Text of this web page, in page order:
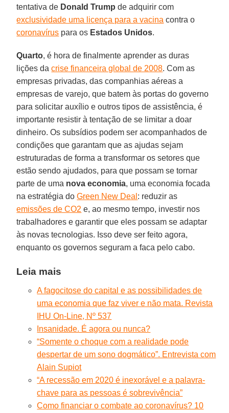
tentativa de Donald Trump de adquirir com
exclusividade uma licença para a vacina contra o
coronavírus para os Estados Unidos.
Quarto, é hora de finalmente aprender as duras
lições dacrise financeira global de 2008. Com as
empresas privadas, das companhias aéreas a
empresas de varejo, que batem às portas do governo
para solicitar auxílio e outros tipos de assistência, é
importante resistir à tentação de se limitar a doar
dinheiro. Os subsídios podem ser acompanhados de
condições que garantam que as ajudas sejam
estruturadas de forma a transformar os setores que
estão sendo ajudados, para que possam se tornar
parte de uma nova economia, uma economia focada
na estratégia doGreen New Deal : reduzir as
emissões de CO2 e, ao mesmo tempo, investir nos
trabalhadores e garantir que eles possam se adaptar
às novas tecnologias. Isso deve ser feito agora,
enquanto os governos seguram a faca pelo cabo.
Leia mais
A fagocitose do capital e as possibilidades de
uma economia que faz viver e não mata. Revista
IHU On-Line, Nº 537
Insanidade. É agora ou nunca?
“Somente o choque com a realidade pode
despertar de um sono dogmático”. Entrevista com
Alain Supiot
“A recessão em 2020 é inexorável e a palavra-
chave para as pessoas é sobrevivência”
Como financiar o combate ao coronavírus? 10